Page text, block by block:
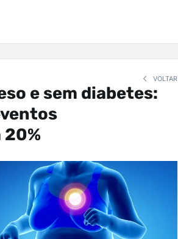
VOLTAR
e sem diabetes: